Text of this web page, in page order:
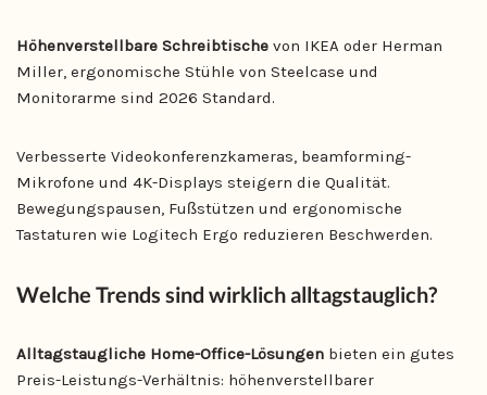
Höhenverstellbare Schreibtische von IKEA oder Herman
Miller, ergonomische Stühle von Steelcase und
Monitorarme sind 2026 Standard.
Verbesserte Videokonferenzkameras, beamforming-
Mikrofone und 4K-Displays steigern die Qualität.
Bewegungspausen, Fußstützen und ergonomische
Tastaturen wie Logitech Ergo reduzieren Beschwerden.
Welche Trends sind wirklich alltagstauglich?
Alltagstaugliche Home-Office-Lösungen bieten ein gutes
Preis-Leistungs-Verhältnis: höhenverstellbarer